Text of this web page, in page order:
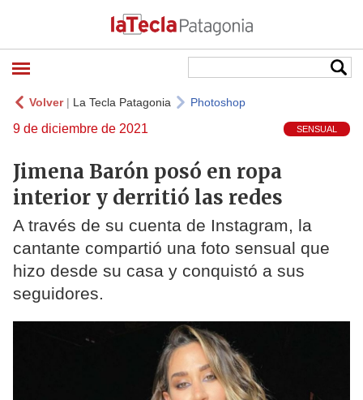
Volver| La Tecla Patagonia Photoshop
9 de diciembre de 2021 SENSUAL
Jimena Barón posó en ropa
interior y derritió las redes
A través de su cuenta de Instagram, la
cantante compartió una foto sensual que
hizo desde su casa y conquistó a sus
seguidores.